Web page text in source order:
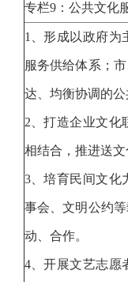
专栏9：公共文化
1、形成以政府为
服务供给体系；
达、均衡协调的
2、打造企业文化
相结合，推进送
3、培育民间文化
事会、文明公约
动、合作。
4、开展文艺志愿